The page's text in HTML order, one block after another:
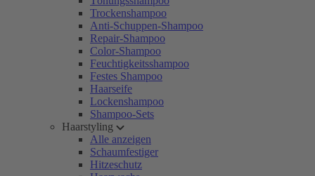
Trockenshampoo
Anti-Schuppen-Shampoo
Repair-Shampoo
Color-Shampoo
Feuchtigkeitsshampoo
Festes Shampoo
Haarseife
Lockenshampoo
Shampoo-Sets
Haarstyling
Alle anzeigen
Schaumfestiger
Hitzeschutz